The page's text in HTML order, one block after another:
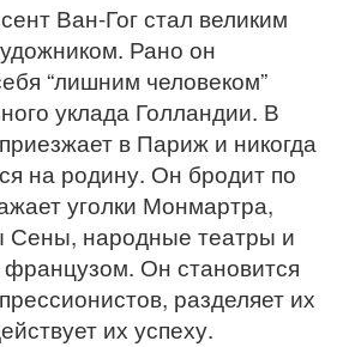
Ван-Гог стал великим
Рано он
“лишним человеком”
уклада Голландии. В
в Париж и никогда
на родину. Он бродит по
уголки Монмартра,
Сены, народные театры и
французом. Он становится
разделяет их
их успеху.